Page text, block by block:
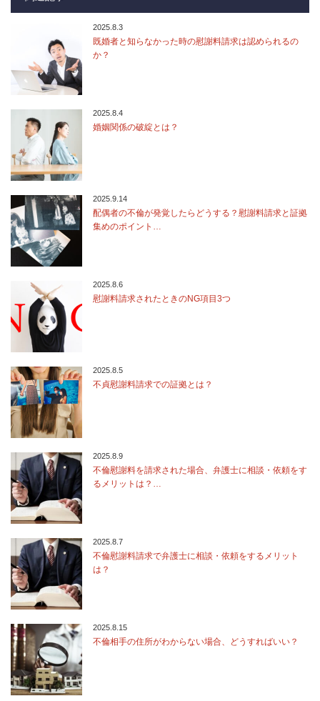
2025.8.3
既婚者と知らなかった時の慰謝料請求は認められるの
か？
2025.8.4
婚姻関係の破綻とは？
2025.9.14
配偶者の不倫が発覚したらどうする？慰謝料請求と証拠
集めのポイント…
2025.8.6
慰謝料請求されたときのNG項目3つ
2025.8.5
不貞慰謝料請求での証拠とは？
2025.8.9
不倫慰謝料を請求された場合、弁護士に相談・依頼をす
るメリットは？…
2025.8.7
不倫慰謝料請求で弁護士に相談・依頼をするメリット
は？
2025.8.15
不倫相手の住所がわからない場合、どうすればいい？